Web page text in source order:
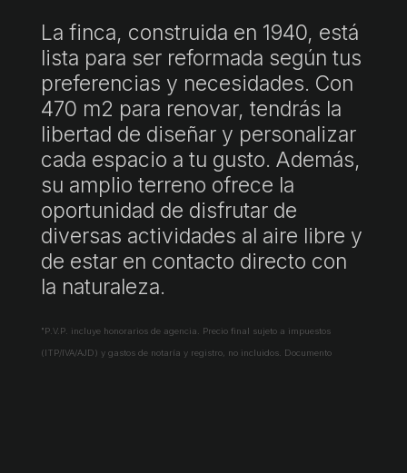
La finca, construida en 1940, está
lista para ser reformada según tus
preferencias y necesidades. Con
470 m2 para renovar, tendrás la
libertad de diseñar y personalizar
cada espacio a tu gusto. Además,
su amplio terreno ofrece la
oportunidad de disfrutar de
diversas actividades al aire libre y
de estar en contacto directo con
la naturaleza.
"P.V.P. incluye honorarios de agencia. Precio final sujeto a impuestos
(ITP/IVA/AJD) y gastos de notaría y registro, no incluidos. Documento